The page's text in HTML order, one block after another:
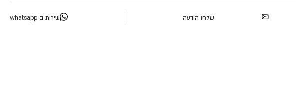
שלחו הודעה שירות ב-whatsapp